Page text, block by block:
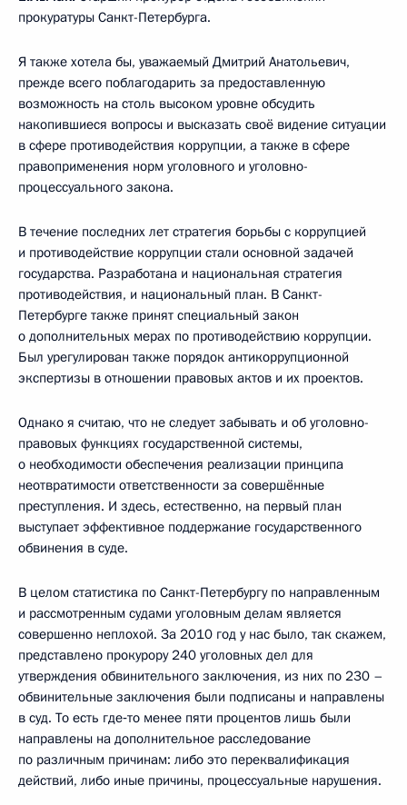
прокуратуры Санкт-Петербурга.
Я также хотела бы, уважаемый Дмитрий Анатольевич,
прежде всего поблагодарить за предоставленную
возможность на столь высоком уровне обсудить
накопившиеся вопросы и высказать своё видение ситуации
в сфере противодействия коррупции, а также в сфере
правоприменения норм уголовного и уголовно-
процессуального закона.
В течение последних лет стратегия борьбы с коррупцией
и противодействие коррупции стали основной задачей
государства. Разработана и национальная стратегия
противодействия, и национальный план. В Санкт-
Петербурге также принят специальный закон
о дополнительных мерах по противодействию коррупции.
Был урегулирован также порядок антикоррупционной
экспертизы в отношении правовых актов и их проектов.
Однако я считаю, что не следует забывать и об уголовно-
правовых функциях государственной системы,
о необходимости обеспечения реализации принципа
неотвратимости ответственности за совершённые
преступления. И здесь, естественно, на первый план
выступает эффективное поддержание государственного
обвинения в суде.
В целом статистика по Санкт-Петербургу по направленным
и рассмотренным судами уголовным делам является
совершенно неплохой. За 2010 год у нас было, так скажем,
представлено прокурору 240 уголовных дел для
утверждения обвинительного заключения, из них по 230 –
обвинительные заключения были подписаны и направлены
в суд. То есть где‑то менее пяти процентов лишь были
направлены на дополнительное расследование
по различным причинам: либо это переквалификация
действий, либо иные причины, процессуальные нарушения.